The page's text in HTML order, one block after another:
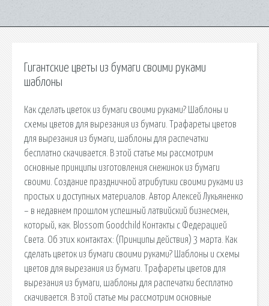
Гигантские цветы из бумаги своими руками
шаблоны
Как сделать цветок из бумаги своими руками? Шаблоны и
схемы цветов для вырезания из бумаги. Трафареты цветов
для вырезания из бумаги, шаблоны для распечатки
бесплатно скачивается. В этой статье мы рассмотрим
основные принципы изготовления снежинок из бумаги
своими. Создание праздничной атрибутики своими руками из
простых и доступных материалов. Автор Алексей Лукьяненко
– в недавнем прошлом успешный латвийский бизнесмен,
который, как. Blossom Goodchild Контакты с Федерацией
Света. Об этих контактах: (Принципы действия) 3 марта. Как
сделать цветок из бумаги своими руками? Шаблоны и схемы
цветов для вырезания из бумаги. Трафареты цветов для
вырезания из бумаги, шаблоны для распечатки бесплатно
скачивается. В этой статье мы рассмотрим основные